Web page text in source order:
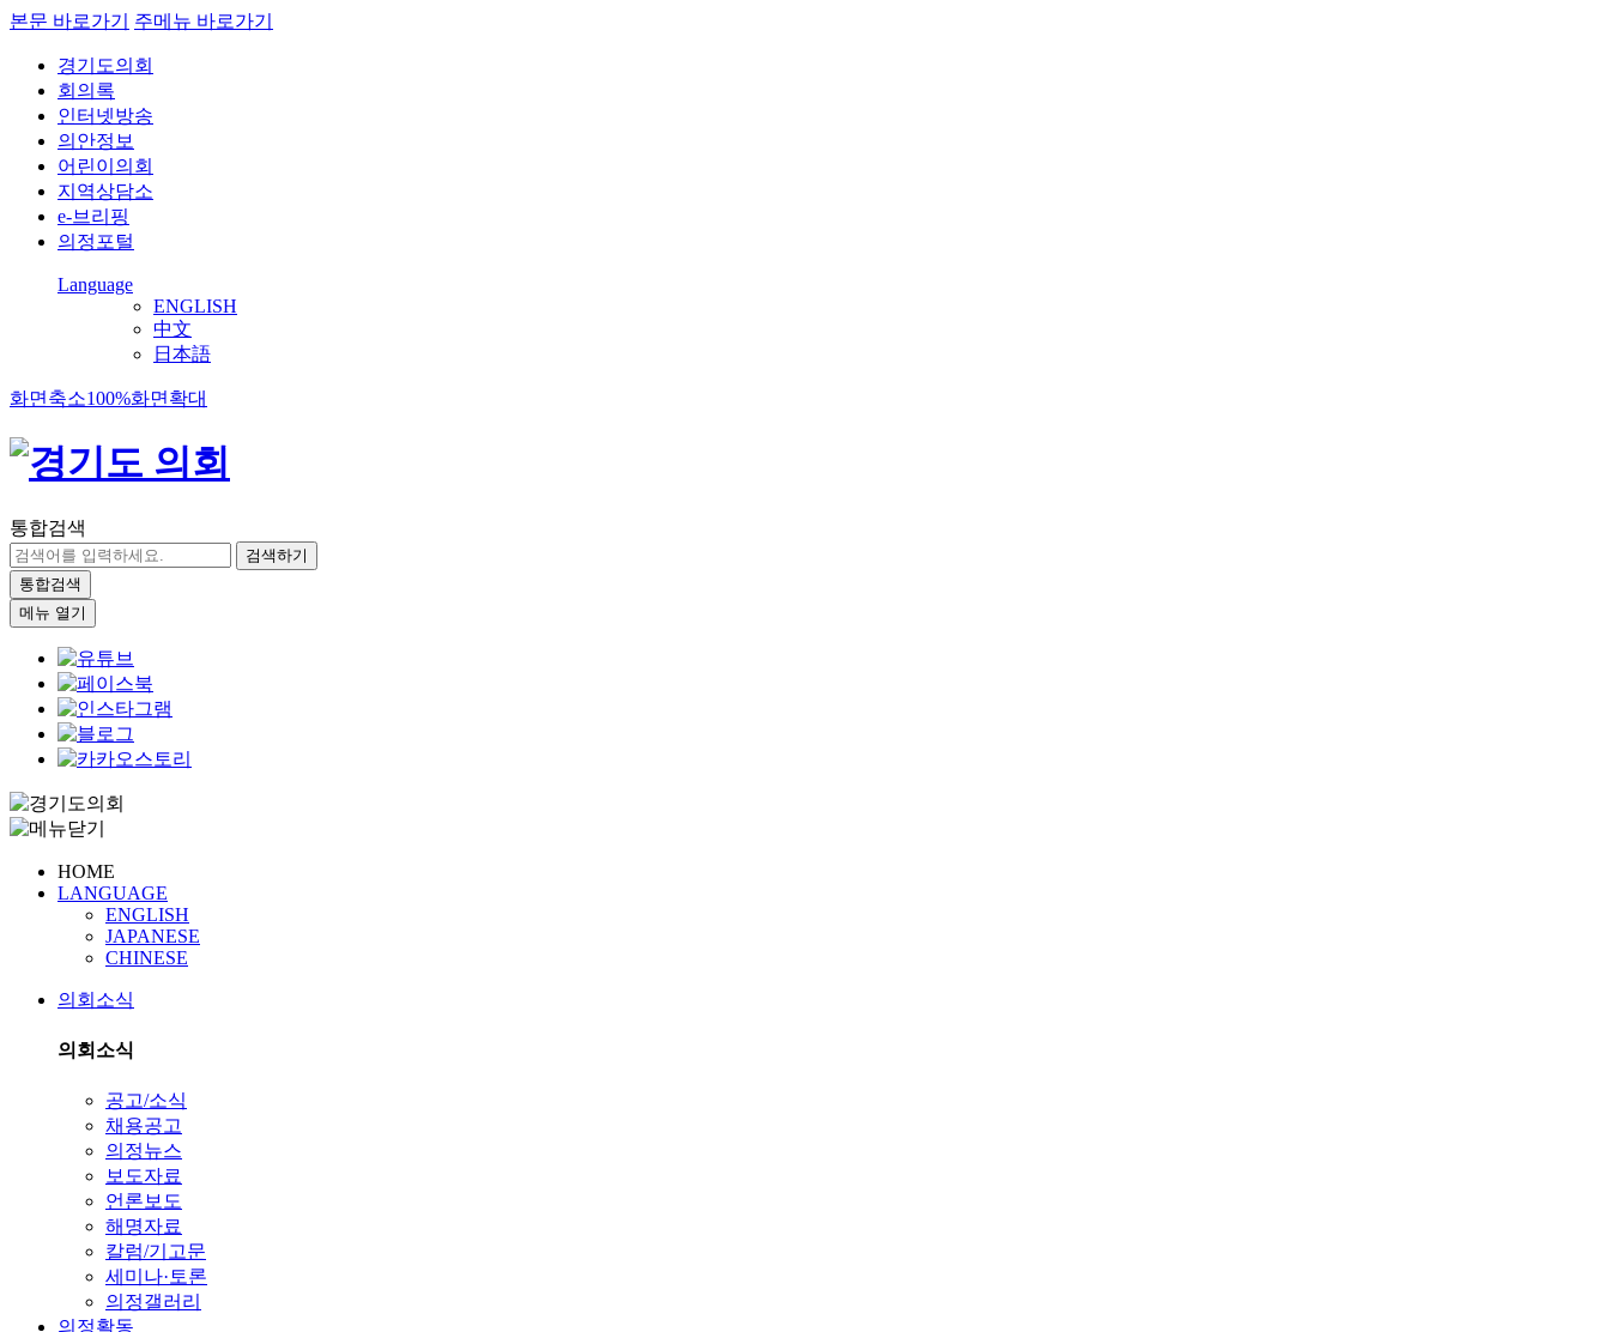
본문 바로가기 주메뉴 바로가기
경기도의회
회의록
인터넷방송
의안정보
어린이의회
지역상담소
e-브리핑
의정포털
Language
ENGLISH
中文
日本語
화면축소100%화면확대
통합검색
검색하기
통합검색
메뉴 열기
HOME
LANGUAGE
ENGLISH
JAPANESE
CHINESE
의회소식
의회소식
공고/소식
채용공고
의정뉴스
보도자료
언론보도
해명자료
칼럼/기고문
세미나·토론
의정갤러리
의정활동